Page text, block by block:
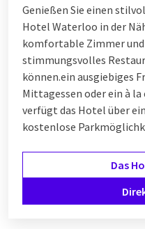
Genießen Sie einen
Hotel Waterloo in der
komfortable Zimmer und
stimmungsvolles
können.ein ausgiebiges
Mittagessen oder ein à
verfügt das Hotel über
kostenlose
Das